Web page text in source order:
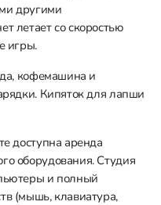
другими
летает со скоростью
игры.
кофемашина и
Кипяток для лапши
доступна аренда
оборудования. Студия
и полный
(мышь, клавиатура,